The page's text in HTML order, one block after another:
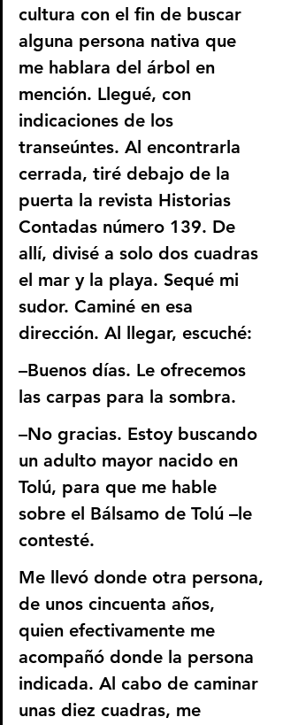
cultura con el fin de buscar
alguna persona nativa que
me hablara del árbol en
mención. Llegué, con
indicaciones de los
transeúntes. Al encontrarla
cerrada, tiré debajo de la
puerta la revista Historias
Contadas número 139. De
allí, divisé a solo dos cuadras
el mar y la playa. Sequé mi
sudor. Caminé en esa
dirección. Al llegar, escuché:
–Buenos días. Le ofrecemos
las carpas para la sombra.
–No gracias. Estoy buscando
un adulto mayor nacido en
Tolú, para que me hable
sobre el Bálsamo de Tolú –le
contesté.
Me llevó donde otra persona,
de unos cincuenta años,
quien efectivamente me
acompañó donde la persona
indicada. Al cabo de caminar
unas diez cuadras, me